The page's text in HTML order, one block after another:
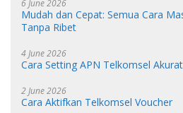
6 June 2026
Mudah dan Cepat: Semua Cara
Tanpa Ribet
4 June 2026
Cara Setting APN Telkomsel Akurat
2 June 2026
Cara Aktifkan Telkomsel Voucher